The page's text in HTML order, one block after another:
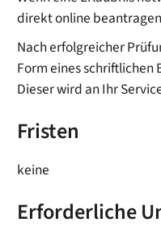
direkt online
Nach erfolgreicher
Form eines schriftlichen
Dieser wird an Ihr
Fristen
keine
Erforderliche